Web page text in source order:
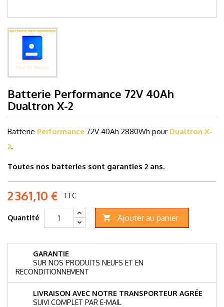
Batterie Performance 72V 40Ah
Dualtron X-2
Batterie Performance 72V 40Ah 2880Wh pour Dualtron X-
2.
Toutes nos batteries sont garanties 2 ans.
2 361,10 € TTC
Quantité  Ajouter au panier
GARANTIE
SUR NOS PRODUITS NEUFS ET EN
RECONDITIONNEMENT
LIVRAISON AVEC NOTRE TRANSPORTEUR AGRÉE
SUIVI COMPLET PAR E-MAIL